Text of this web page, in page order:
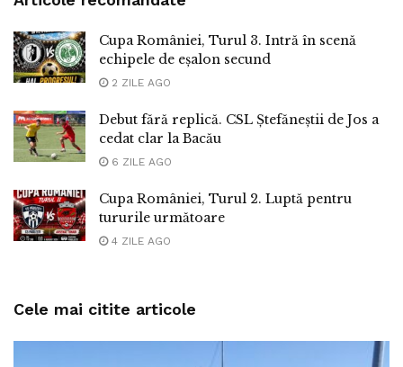
Cupa României, Turul 3. Intră în scenă
echipele de eșalon secund
2 ZILE AGO
Debut fără replică. CSL Ștefăneștii de Jos a
cedat clar la Bacău
6 ZILE AGO
Cupa României, Turul 2. Luptă pentru
tururile următoare
4 ZILE AGO
Cele mai citite articole